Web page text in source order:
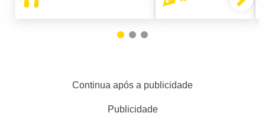
Continua após a publicidade
Publicidade